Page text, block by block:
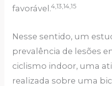
favorável.4,13,14,15
Nesse sentido, um
prevalência de lesões
ciclismo indoor, uma
realizada sobre uma